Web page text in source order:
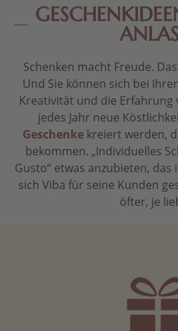
Schenken macht Freude.
Und Sie können sich bei
Kreativität und die Erfahrung
jedes Jahr neue
Geschenkekreiert werden,
bekommen. „Individuelles
Gusto“ etwas anzubieten,
sich Viba für seine Kunden
öfter, je